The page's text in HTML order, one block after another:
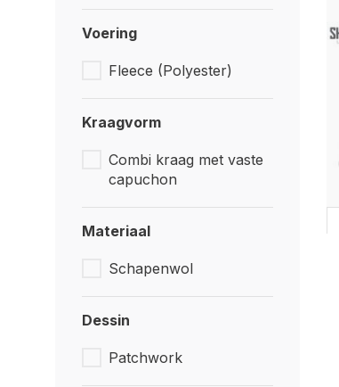
Voering
Fleece (Polyester)
Kraagvorm
Combi kraag met vaste
capuchon
Materiaal
Schapenwol
Dessin
Patchwork